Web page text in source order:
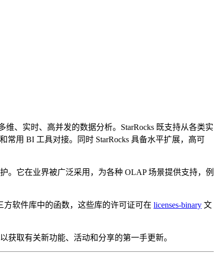
、实时、高并发的数据分析。StarRocks 既支持从各类实
常用 BI 工具对接。同时 StarRocks 具备水平扩展，高可
。它在业界被广泛采用，为各种 OLAP 场景提供支持，例
方软件库中的函数，这些库的许可证可在 licenses-binary 文
获取有关新功能、活动和分享的第一手更新。